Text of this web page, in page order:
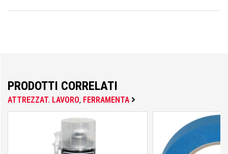
PRODOTTI CORRELATI
ATTREZZAT. LAVORO, FERRAMENTA
Einhell
Femi